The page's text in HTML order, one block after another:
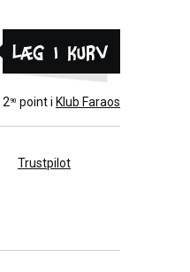
Læg i kurv
290 point i Klub Faraos
Trustpilot